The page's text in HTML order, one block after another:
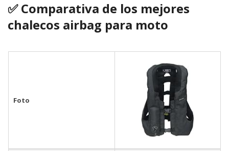
✅Comparativa de los mejores
chalecos airbag para moto
Foto